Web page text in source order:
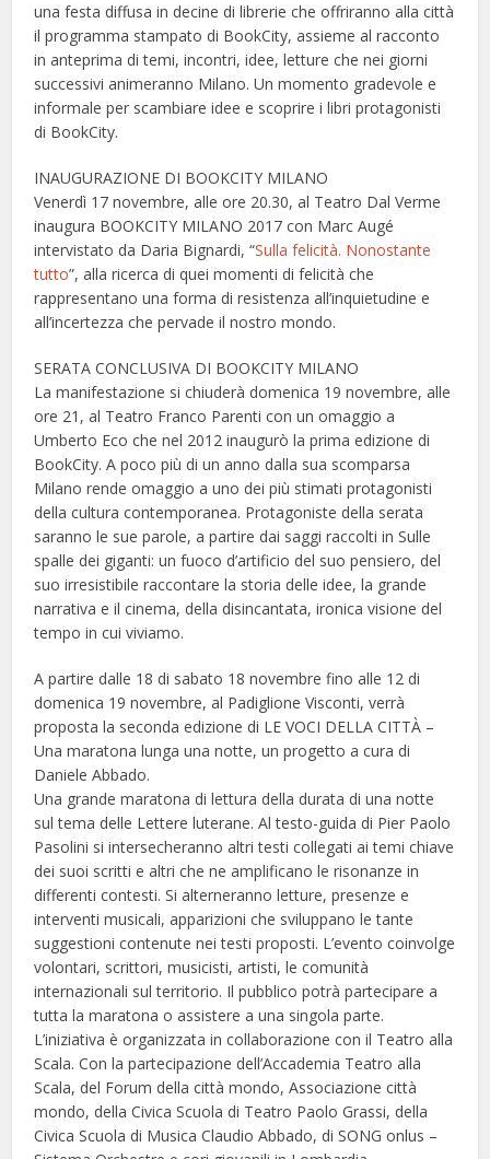
una festa diffusa in decine di librerie che offriranno alla città
il programma stampato di BookCity, assieme al racconto
in anteprima di temi, incontri, idee, letture che nei giorni
successivi animeranno Milano. Un momento gradevole e
informale per scambiare idee e scoprire i libri protagonisti
di BookCity.
INAUGURAZIONE DI BOOKCITY MILANO
Venerdì 17 novembre, alle ore 20.30, al Teatro Dal Verme
inaugura BOOKCITY MILANO 2017 con Marc Augé
intervistato da Daria Bignardi, “Sulla felicità. Nonostante
tutto”, alla ricerca di quei momenti di felicità che
rappresentano una forma di resistenza all’inquietudine e
all’incertezza che pervade il nostro mondo.
SERATA CONCLUSIVA DI BOOKCITY MILANO
La manifestazione si chiuderà domenica 19 novembre, alle
ore 21, al Teatro Franco Parenti con un omaggio a
Umberto Eco che nel 2012 inaugurò la prima edizione di
BookCity. A poco più di un anno dalla sua scomparsa
Milano rende omaggio a uno dei più stimati protagonisti
della cultura contemporanea. Protagoniste della serata
saranno le sue parole, a partire dai saggi raccolti in Sulle
spalle dei giganti: un fuoco d’artificio del suo pensiero, del
suo irresistibile raccontare la storia delle idee, la grande
narrativa e il cinema, della disincantata, ironica visione del
tempo in cui viviamo.
A partire dalle 18 di sabato 18 novembre fino alle 12 di
domenica 19 novembre, al Padiglione Visconti, verrà
proposta la seconda edizione di LE VOCI DELLA CITTÀ –
Una maratona lunga una notte, un progetto a cura di
Daniele Abbado.
Una grande maratona di lettura della durata di una notte
sul tema delle Lettere luterane. Al testo-guida di Pier Paolo
Pasolini si intersecheranno altri testi collegati ai temi chiave
dei suoi scritti e altri che ne amplificano le risonanze in
differenti contesti. Si alterneranno letture, presenze e
interventi musicali, apparizioni che sviluppano le tante
suggestioni contenute nei testi proposti. L’evento coinvolge
volontari, scrittori, musicisti, artisti, le comunità
internazionali sul territorio. Il pubblico potrà partecipare a
tutta la maratona o assistere a una singola parte.
L’iniziativa è organizzata in collaborazione con il Teatro alla
Scala. Con la partecipazione dell’Accademia Teatro alla
Scala, del Forum della città mondo, Associazione città
mondo, della Civica Scuola di Teatro Paolo Grassi, della
Civica Scuola di Musica Claudio Abbado, di SONG onlus –